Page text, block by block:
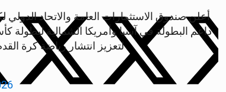
أعلن صندوق الاستثمارات العامة والاتحاد الدولي
لتعزيز انتشار رياضة كرة